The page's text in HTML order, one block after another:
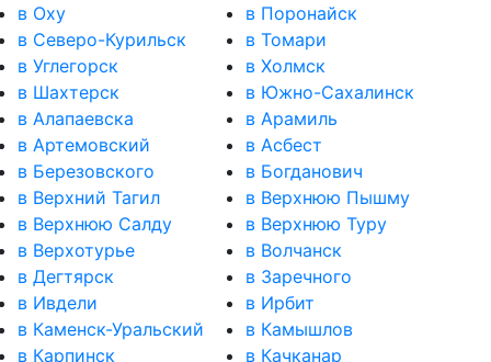
в Оху
в Поронайск
в Северо-Курильск
в Томари
в Углегорск
в Холмск
в Шахтерск
в Южно-Сахалинск
в Алапаевска
в Арамиль
в Артемовский
в Асбест
в Березовского
в Богданович
в Верхний Тагил
в Верхнюю Пышму
в Верхнюю Салду
в Верхнюю Туру
в Верхотурье
в Волчанск
в Дегтярск
в Заречного
в Ивдели
в Ирбит
в Каменск-Уральский
в Камышлов
в Карпинск
в Качканар